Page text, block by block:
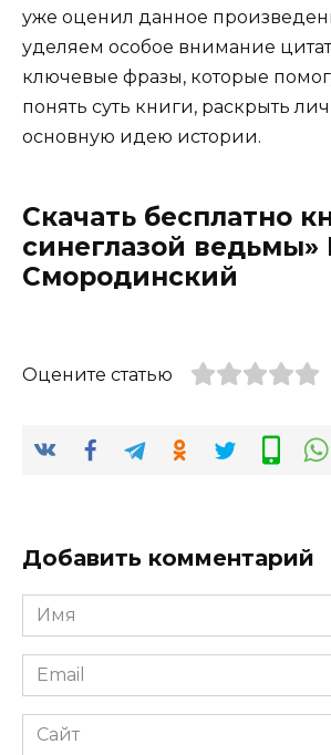
уже оценил данное
уделяем особое внимание
ключевые фразы, которые
понять суть книги, раскрыть
основную идею истории.
Скачать бесплатно
синеглазой ведьмы»
Смородинский
Оцените статью
Добавить комментарий
Имя
*
Email
*
Сайт